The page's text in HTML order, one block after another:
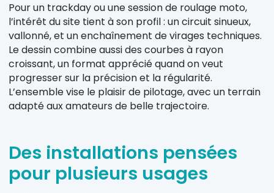
Pour un trackday ou une session de roulage moto,
l’intérêt du site tient à son profil : un circuit sinueux,
vallonné, et un enchaînement de virages techniques.
Le dessin combine aussi des courbes à rayon
croissant, un format apprécié quand on veut
progresser sur la précision et la régularité.
L’ensemble vise le plaisir de pilotage, avec un terrain
adapté aux amateurs de belle trajectoire.
Des installations pensées
pour plusieurs usages